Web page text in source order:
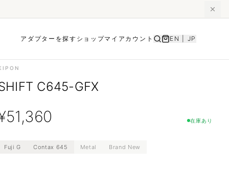
アダプターを探す ショップマイアカウント EN JP
C645-GFX
51,360 在庫あり
Fuji G Contax 645 Metal Brand New